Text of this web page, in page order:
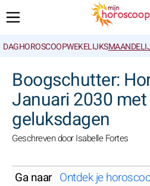
DAGHOROSCOOPWEKELIJKS
Boogschutter:
Januari 2030
geluksdagen
Geschreven door Isabelle Fortes
Ga naar Ontdek je